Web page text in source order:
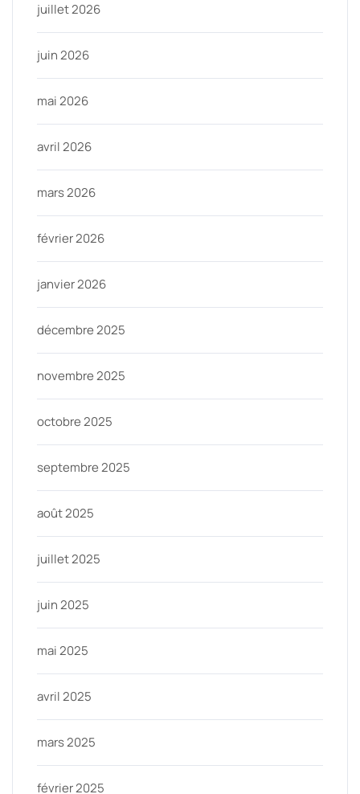
juillet 2026
juin 2026
mai 2026
avril 2026
mars 2026
février 2026
janvier 2026
décembre 2025
novembre 2025
octobre 2025
septembre 2025
août 2025
juillet 2025
juin 2025
mai 2025
avril 2025
mars 2025
février 2025